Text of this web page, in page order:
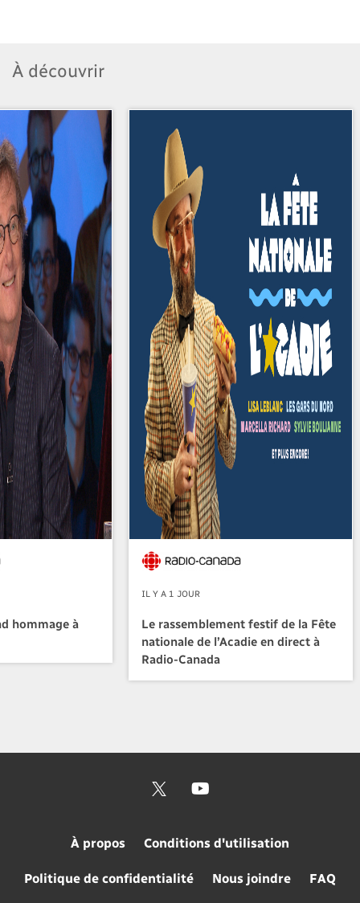
À découvrir
hommage à
IL Y A 1 JOUR
Le rassemblement festif de la Fête
nationale de l’Acadie en direct à
Radio-Canada
À propos Conditions d'utilisation
Politique de confidentialité Nous joindre FAQ